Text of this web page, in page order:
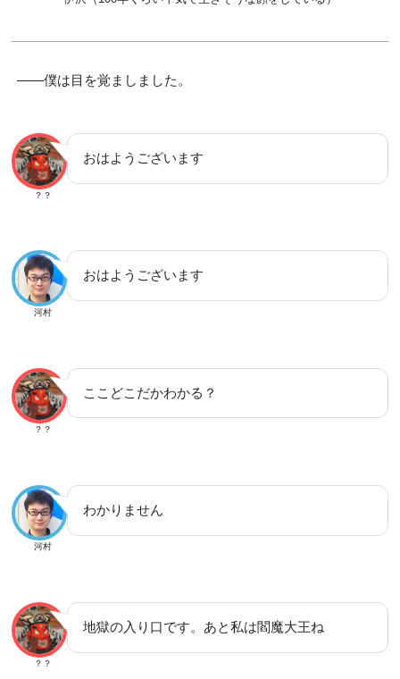
――僕は目を覚ましました。
？？
おはようございます
河村
おはようございます
？？
ここどこだかわかる？
河村
わかりません
？？
地獄の入り口です。あと私は閻魔大王ね